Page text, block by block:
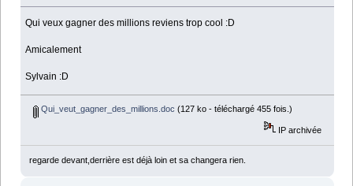
Qui veux gagner des millions reviens trop cool :D
Amicalement
Sylvain :D
Qui_veut_gagner_des_millions.doc (127 ko - téléchargé 455 fois.)
IP archivée
regarde devant,derrière est déjà loin et sa changera rien.